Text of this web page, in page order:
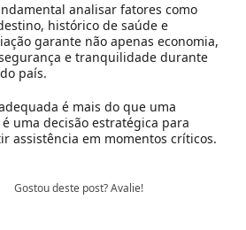
analisar fatores como
histórico de saúde e
garante não apenas economia,
e tranquilidade durante
país.
é mais do que uma
uma decisão estratégica para
assistência em momentos críticos.
Gostou deste post? Avalie!